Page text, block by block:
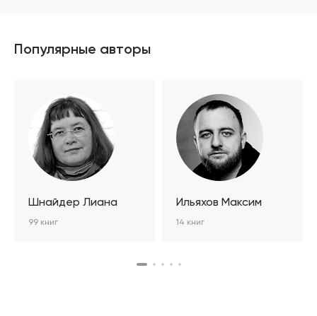
Популярные авторы
Шнайдер Лиана
99 книг
Ильяхов Максим
14 книг